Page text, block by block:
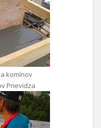
komínov
Prievidza